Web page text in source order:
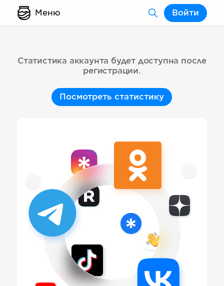
Меню Войти
Статистика аккаунта будет доступна после
регистрации.
Посмотреть статистику